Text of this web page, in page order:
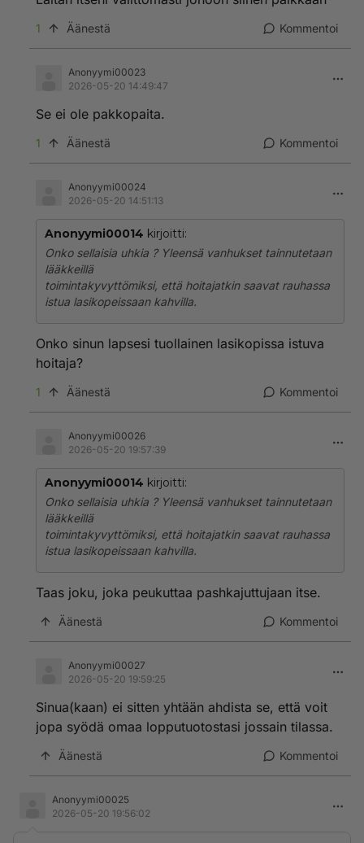
1 Äänestä Kommentoi
Anonyymi00023
2026-05-20 14:49:47
Se ei ole pakkopaita.
1 Äänestä Kommentoi
Anonyymi00024
2026-05-20 14:51:13
Anonyymi00014 kirjoitti:
Onko sellaisia uhkia ? Yleensä vanhukset tainnutetaan
lääkkeillä
toimintakyvyttömiksi, että hoitajatkin saavat rauhassa
istua lasikopeissaan kahvilla.
Onko sinun lapsesi tuollainen lasikopissa istuva
hoitaja?
1 Äänestä Kommentoi
Anonyymi00026
2026-05-20 19:57:39
Anonyymi00014 kirjoitti:
Onko sellaisia uhkia ? Yleensä vanhukset tainnutetaan
lääkkeillä
toimintakyvyttömiksi, että hoitajatkin saavat rauhassa
istua lasikopeissaan kahvilla.
Taas joku, joka peukuttaa pashkajuttujaan itse.
Äänestä Kommentoi
Anonyymi00027
2026-05-20 19:59:25
Sinua(kaan) ei sitten yhtään ahdista se, että voit
jopa syödä omaa lopputuotostasi jossain tilassa.
Äänestä Kommentoi
Anonyymi00025
2026-05-20 19:56:02